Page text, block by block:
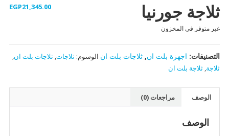
ثلاجة جورنيا EGP21,345.00
غير متوفر في المخزون
التصنيفات: اجهزة بلت ان, ثلاجات بلت ان الوسوم: ثلاجات, ثلاجات بلت ان,
ثلاجة, ثلاجة بلت ان
الوصف مراجعات (0)
الوصف